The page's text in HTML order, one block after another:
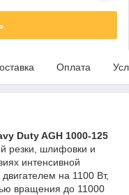
Оплата
Duty AGH 1000-125
резки, шлифовки и
интенсивной
на 1100 Вт,
вращения до 11000